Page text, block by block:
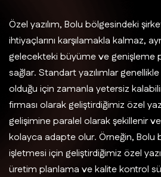
Özel yazılım, Bolu bölgesindeki
ihtiyaçlarını karşılamakla kalmaz,
gelecekteki büyüme ve genişleme
sağlar. Standart yazılımlar
olduğu için zamanla yetersiz
firması olarak geliştirdiğimiz özel
gelişimine paralel olarak şekillenir
kolayca adapte olur. Örneğin, Bolu
işletmesi için geliştirdiğimiz özel
üretim planlama ve kalite kontrol